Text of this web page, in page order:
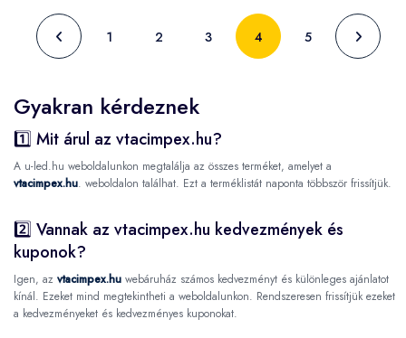
1 2 3 4 5
Gyakran kérdeznek
1️⃣ Mit árul az vtacimpex.hu?
A u-led.hu weboldalunkon megtalálja az összes terméket, amelyet a
vtacimpex.hu. weboldalon találhat. Ezt a terméklistát naponta többször frissítjük.
2️⃣ Vannak az vtacimpex.hu kedvezmények és
kuponok?
Igen, az vtacimpex.hu webáruház számos kedvezményt és különleges ajánlatot
kínál. Ezeket mind megtekintheti a weboldalunkon. Rendszeresen frissítjük ezeket
a kedvezményeket és kedvezményes kuponokat.